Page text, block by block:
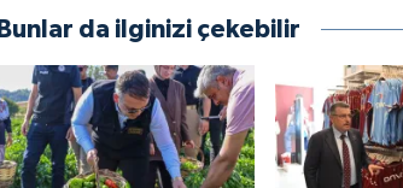
Bunlar da ilginizi çekebilir